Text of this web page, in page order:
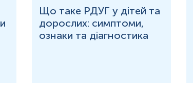
Що таке РДУГ у дітей та
дорослих: симптоми,
ознаки та діагностика